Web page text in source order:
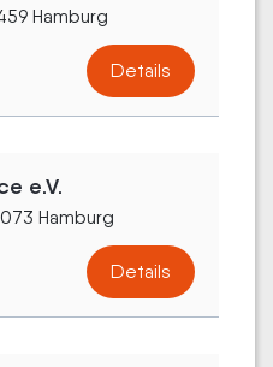
Hamburg
Details
e.V.
Hamburg
Details